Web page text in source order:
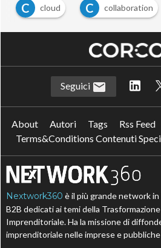
C
cloud C collaboration
Seguici
About Autori Tags Rss Feed
Terms&Conditions Contenuti
Nextwork360 è il più grande network
B2B dedicati ai temi della
Imprenditoriale. Ha la missione di
imprenditoriale nelle imprese e